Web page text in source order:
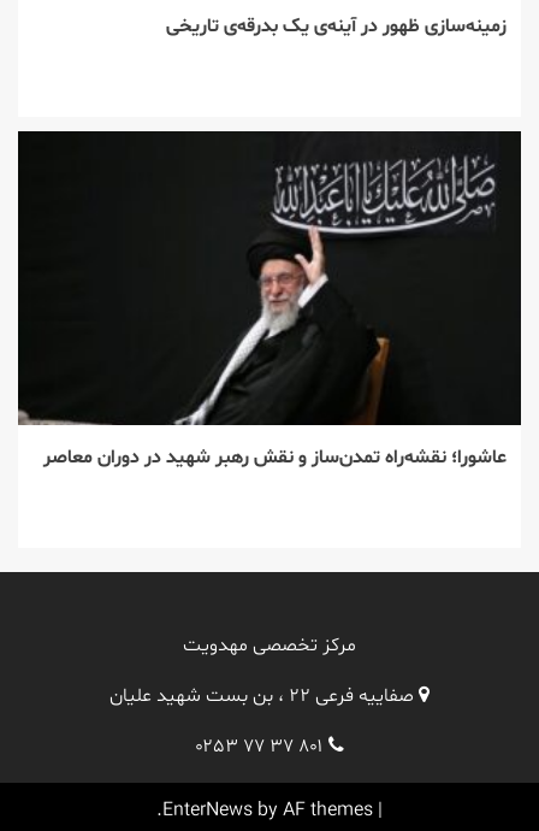
زمینه‌سازی ظهور در آینه‌ی یک بدرقه‌ی تاریخی
عاشورا؛ نقشه‌راه تمدن‌ساز و نقش رهبر شهید در دوران معاصر
مرکز تخصصی مهدویت
صفاییه فرعی ۲۲ ، بن بست شهید علیان
۰۲۵۳ ۷۷ ۳۷ ۸۰۱
|
EnterNews by AF themes.